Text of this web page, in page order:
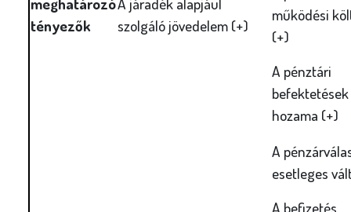
tényezők
szolgáló jövedelem (+)
működési
(+)
A pénztári
befektetések
hozama (+)
A
esetleges
A befizetés